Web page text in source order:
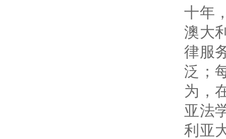
十年
澳大
律服
泛；
为，
亚法
利亚